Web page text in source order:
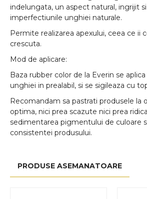
indelungata, un aspect natural, ingrijit
imperfectiunile unghiei naturale.
Permite realizarea apexului, ceea ce ii
crescuta.
Mod de aplicare:
Baza rubber color de la Everin se
unghiei in prealabil, si se sigileaza cu
Recomandam sa pastrati produsele la
optima, nici prea scazute nici prea
sedimentarea pigmentului de culoare
consistentei produsului.
PRODUSE ASEMANATOARE